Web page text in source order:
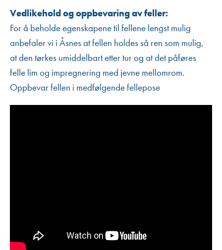
Vedlikehold og oppbevaring av feller:
For å beholde egenskapene til fellene lengst mulig
anbefaler vi i Åsnes at fellen holdes så ren som mulig,
at den tørkes umiddelbart etter tur og at det påføres
felle lim og impregnering med jevne mellomrom.
Oppbevar fellen i medfølgende fellepose